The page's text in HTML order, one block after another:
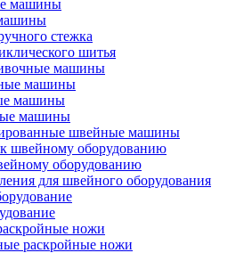
машины
стежка
шитья
машины
машины
машины
машины
швейные машины
швейному оборудованию
оборудованию
для швейного оборудования
ножи
раскройные ножи